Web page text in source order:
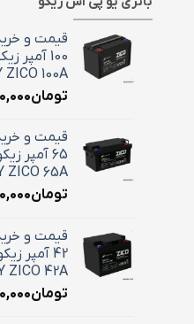
قیمت و
ZICO 100A
تومان
قیمت و
ZICO 65A
تومان
قیمت و
ZICO 42A
تومان